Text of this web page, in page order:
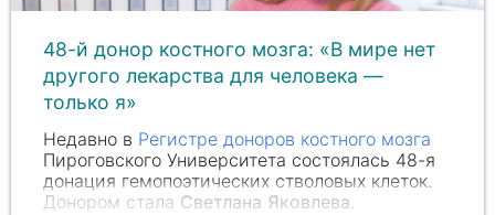
48-й донор костного мозга: «В мире нет
другого лекарства для человека —
только я»
Недавно в Регистре доноров костного мозга
Пироговского Университета состоялась 48-я
донация гемопоэтических стволовых клеток.
Донором стала Светлана Яковлева.